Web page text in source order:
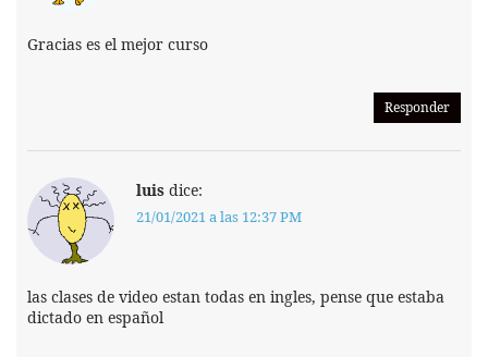
Gracias es el mejor curso
Responder
luis dice:
21/01/2021 a las 12:37 PM
las clases de video estan todas en ingles, pense que estaba
dictado en español